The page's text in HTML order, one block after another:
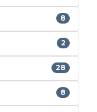
8
2
28
8